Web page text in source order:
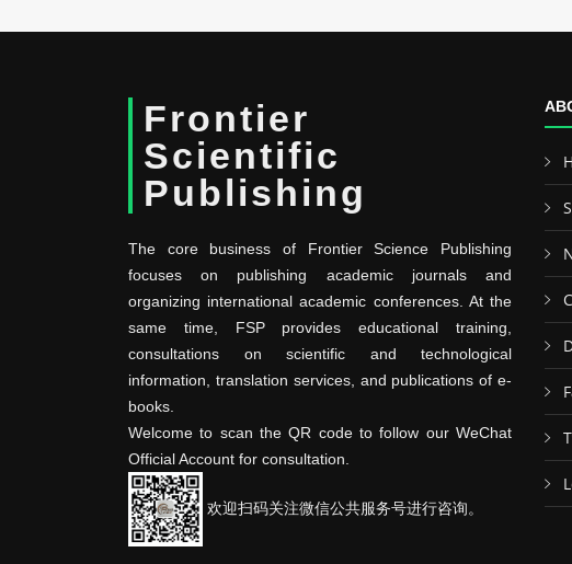
Frontier
Scientific
Publishing
The core business of Frontier Science Publishing
focuses on publishing academic journals and
organizing international academic conferences. At the
same time, FSP provides educational training,
consultations on scientific and technological
information, translation services, and publications of e-
books.
Welcome to scan the QR code to follow our WeChat
Official Account for consultation.
欢迎扫码关注微信公共服务号进行咨询。